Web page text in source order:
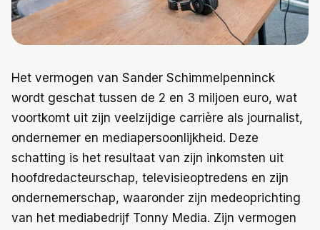
Het vermogen van Sander Schimmelpenninck
wordt geschat tussen de 2 en 3 miljoen euro, wat
voortkomt uit zijn veelzijdige carrière als journalist,
ondernemer en mediapersoonlijkheid. Deze
schatting is het resultaat van zijn inkomsten uit
hoofdredacteurschap, televisieoptredens en zijn
ondernemerschap, waaronder zijn medeoprichting
van het mediabedrijf Tonny Media. Zijn vermogen